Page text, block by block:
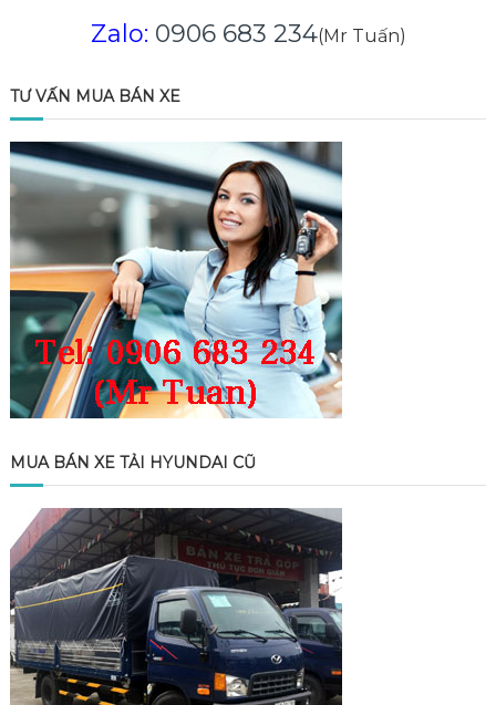
Zalo: 0906 683 234(Mr Tuấn)
TƯ VẤN MUA BÁN XE
MUA BÁN XE TẢI HYUNDAI CŨ